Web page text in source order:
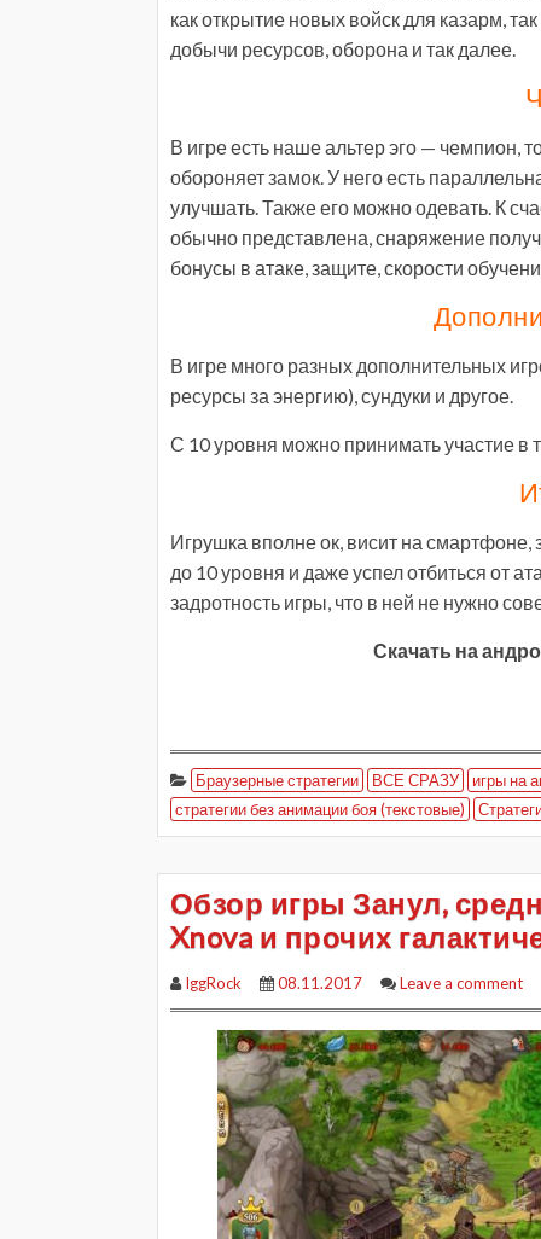
как открытие новых войск для казарм,
добычи ресурсов, оборона и так далее.
В игре есть наше альтер эго — чемпион,
обороняет замок. У него есть
улучшать. Также его можно одевать. К
обычно представлена, снаряжение
бонусы в атаке, защите, скорости
В игре много разных дополнительных
ресурсы за энергию), сундуки и другое.
С 10 уровня можно принимать участие в
Игрушка вполне ок, висит на
до 10 уровня и даже успел отбиться от
задротность игры, что в ней не нужно
Скачать на
Браузерные стратегии ВСЕ СРАЗУ
игры на
стратегии без анимации боя (текстовые)
Обзор игры Занул,
Xnova и прочих
IggRock 08.11.2017 Leave a comment